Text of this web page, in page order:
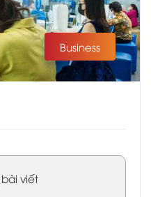
Business
viết